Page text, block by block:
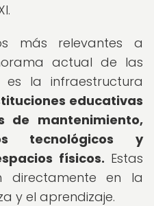
más relevantes a
actual de las
es la infraestructura
educativas
de mantenimiento,
tecnológicos y
físicos. Estas
directamente en la
y el aprendizaje.